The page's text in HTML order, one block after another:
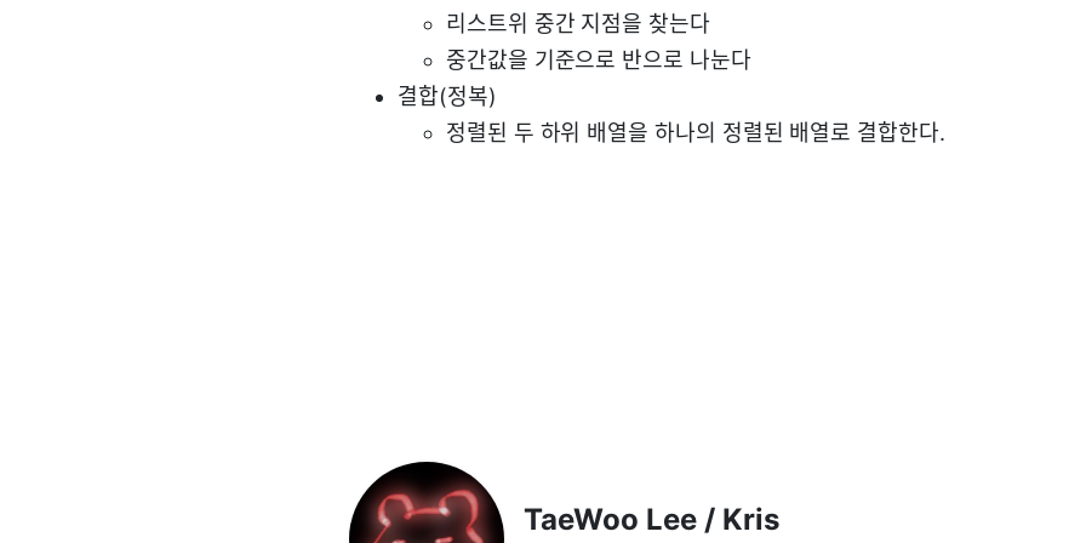
리스트위 중간 지점을 찾는다
중간값을 기준으로 반으로 나눈다
결합(정복)
정렬된 두 하위 배열을 하나의 정렬된 배열로 결합한다.
TaeWoo Lee / Kris